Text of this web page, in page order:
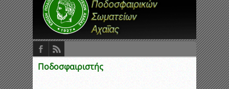
Ποδοσφαιριστής